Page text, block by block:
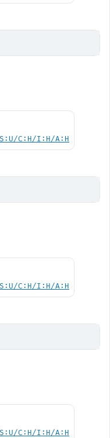
C:H/I:H/A:H
C:H/I:H/A:H
C:H/I:H/A:H